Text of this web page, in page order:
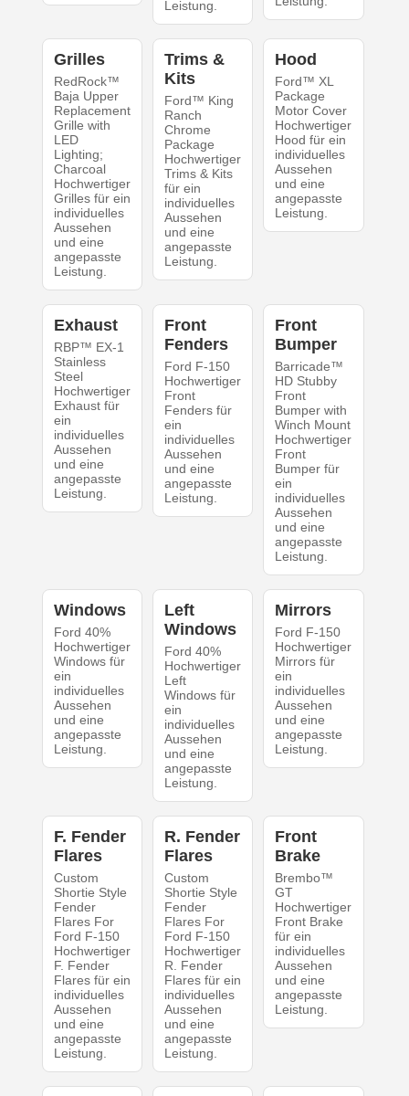
Leistung.
Grilles
RedRock™
Baja Upper
Replacement
Grille with
LED
Lighting;
Charcoal
Hochwertiger
Grilles für ein
individuelles
Aussehen
und eine
angepasste
Leistung.
Trims &
Kits
Ford™ King
Ranch
Chrome
Package
Hochwertiger
Trims & Kits
für ein
individuelles
Aussehen
und eine
angepasste
Leistung.
Hood
Ford™ XL
Package
Motor Cover
Hochwertiger
Hood für ein
individuelles
Aussehen
und eine
angepasste
Leistung.
Exhaust
RBP™ EX-1
Stainless
Steel
Hochwertiger
Exhaust für
ein
individuelles
Aussehen
und eine
angepasste
Leistung.
Front
Fenders
Ford F-150
Hochwertiger
Front
Fenders für
ein
individuelles
Aussehen
und eine
angepasste
Leistung.
Front
Bumper
Barricade™
HD Stubby
Front
Bumper with
Winch Mount
Hochwertiger
Front
Bumper für
ein
individuelles
Aussehen
und eine
angepasste
Leistung.
Windows
Ford 40%
Hochwertiger
Windows für
ein
individuelles
Aussehen
und eine
angepasste
Leistung.
Left
Windows
Ford 40%
Hochwertiger
Left
Windows für
ein
individuelles
Aussehen
und eine
angepasste
Leistung.
Mirrors
Ford F-150
Hochwertiger
Mirrors für
ein
individuelles
Aussehen
und eine
angepasste
Leistung.
F. Fender
Flares
Custom
Shortie Style
Fender
Flares For
Ford F-150
Hochwertiger
F. Fender
Flares für ein
individuelles
Aussehen
und eine
angepasste
Leistung.
R. Fender
Flares
Custom
Shortie Style
Fender
Flares For
Ford F-150
Hochwertiger
R. Fender
Flares für ein
individuelles
Aussehen
und eine
angepasste
Leistung.
Front
Brake
Brembo™
GT
Hochwertiger
Front Brake
für ein
individuelles
Aussehen
und eine
angepasste
Leistung.